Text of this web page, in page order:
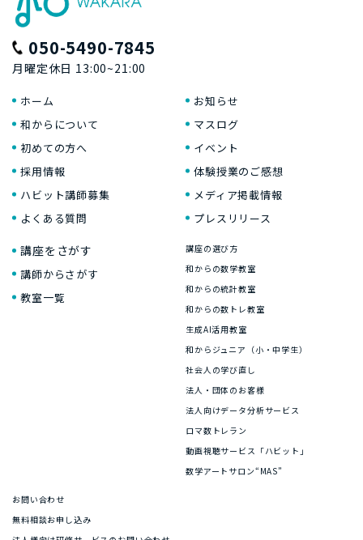
050-5490-7845
月曜定休日 13:00~21:00
ホーム
和からについて
初めての方へ
採用情報
ハビット講師募集
よくある質問
お知らせ
マスログ
イベント
体験授業のご感想
メディア掲載情報
プレスリリース
講座をさがす
講師からさがす
教室一覧
講座の選び方
和からの数学教室
和からの統計教室
和からの数トレ教室
生成AI活用教室
和からジュニア（小・中学生）
社会人の学び直し
法人・団体のお客様
法人向けデータ分析サービス
ロマ数トレラン
動画視聴サービス「ハビット」
数学アートサロン“MAS”
お問い合わせ
無料相談お申し込み